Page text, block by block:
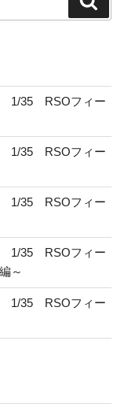
1/35 RSOフィー
1/35 RSOフィー
1/35 RSOフィー
1/35 RSOフィー
～
1/35 RSOフィー